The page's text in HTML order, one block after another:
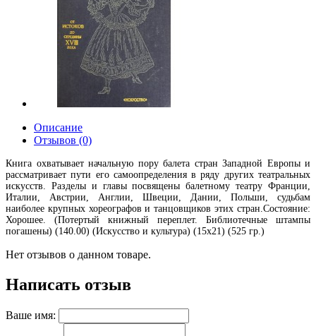
Описание
Отзывов (0)
Книга охватывает начальную пору балета стран Западной Европы и
рассматривает пути его самоопределения в ряду других театральных
искусств. Разделы и главы посвящены балетному театру Франции,
Италии, Австрии, Англии, Швеции, Дании, Польши, судьбам
наиболее крупных хореографов и танцовщиков этих стран.Состояние:
Хорошее. (Потертый книжный переплет. Библиотечные штампы
погашены) (140.00) (Искусство и культура) (15х21) (525 гр.)
Нет отзывов о данном товаре.
Написать отзыв
Ваше имя: